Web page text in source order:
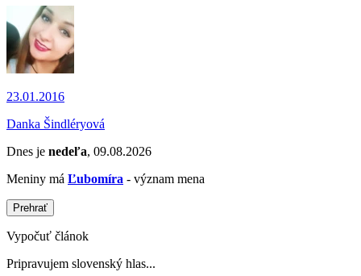
23.01.2016
Danka Šindléryová
Dnes je nedeľa, 09.08.2026
Meniny má Ľubomíra - význam mena
Prehrať
Vypočuť článok
Pripravujem slovenský hlas...